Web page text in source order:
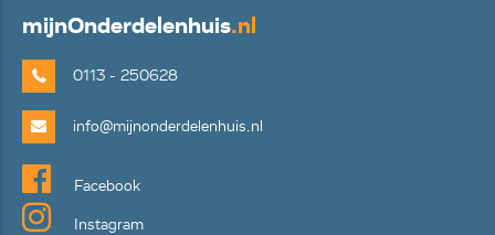
mijnOnderdelenhuis.nl
0113 - 250628
info@mijnonderdelenhuis.nl
Facebook
Instagram